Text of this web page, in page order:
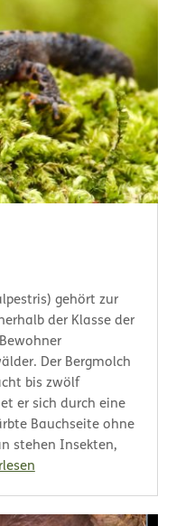
gehört zur
der Klasse der
Der Bergmolch
bis zwölf
er sich durch eine
Bauchseite ohne
stehen Insekten,